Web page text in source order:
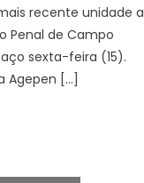
recente unidade a
Penal de Campo
sexta-feira (15).
Agepen […]